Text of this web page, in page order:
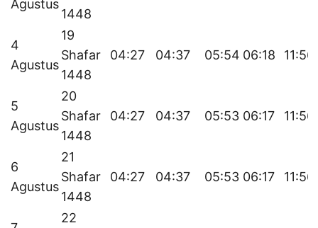
Agustus
1448
4
Agustus
19
Shafar
1448
04:27 04:37 05:54 06:18 11:56
5
Agustus
20
Shafar
1448
04:27 04:37 05:53 06:17 11:56
6
Agustus
21
Shafar
1448
04:27 04:37 05:53 06:17 11:56
22